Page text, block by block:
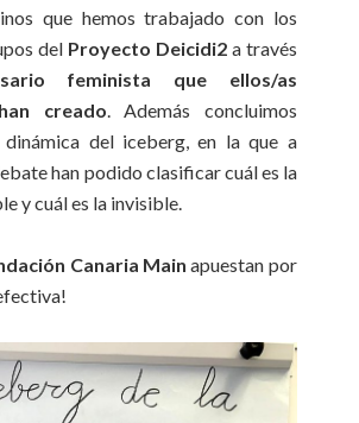
que hemos trabajado con los
del Proyecto Deicidi2a través
feminista que ellos/as
creado. Además concluimos
dinámica del iceberg, en la que a
han podido clasificar cuál es la
y cuál es la invisible.
Canaria Main apuestan por